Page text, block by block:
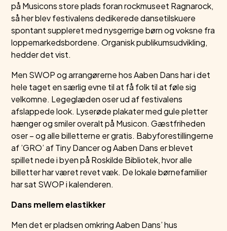
på Musicons store plads foran rockmuseet Ragnarock,
så her blev festivalens dedikerede dansetilskuere
spontant suppleret med nysgerrige børn og voksne fra
loppemarkedsbordene. Organisk publikumsudvikling,
hedder det vist.
Men SWOP og arrangørerne hos Aaben Dans har i det
hele taget en særlig evne til at få folk til at føle sig
velkomne. Legeglæden oser ud af festivalens
afslappede look. Lyserøde plakater med gule pletter
hænger og smiler overalt på Musicon. Gæstfriheden
oser – og alle billetterne er gratis. Babyforestillingerne
af ’GRO’ af Tiny Dancer og Aaben Dans er blevet
spillet nede i byen på Roskilde Bibliotek, hvor alle
billetter har været revet væk. De lokale børnefamilier
har sat SWOP i kalenderen.
Dans mellem elastikker
Men det er pladsen omkring Aaben Dans’ hus